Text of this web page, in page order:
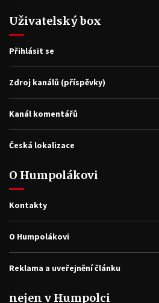
Uživatelský box
Přihlásit se
Zdroj kanálů (příspěvky)
Kanál komentářů
Česká lokalizace
O Humpolákovi
Kontakty
O Humpolákovi
Reklama a uveřejnění článku
nejen v Humpolci